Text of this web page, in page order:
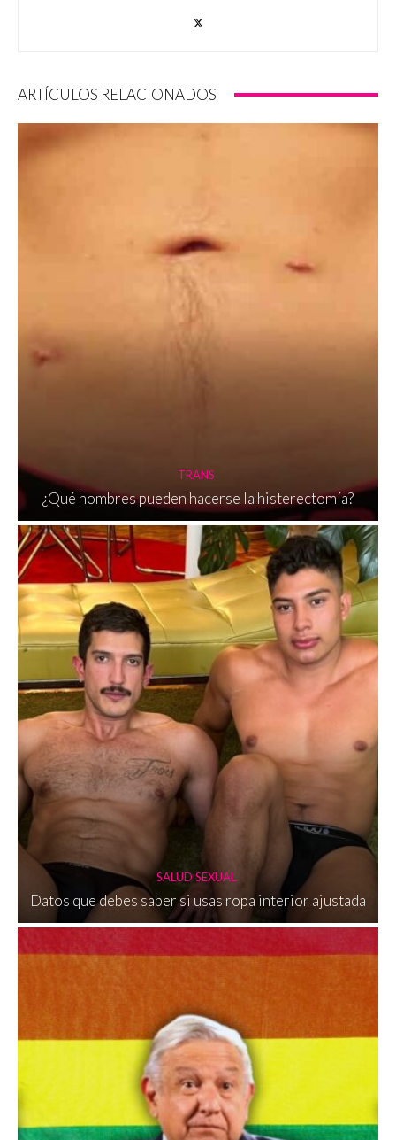
ARTÍCULOS RELACIONADOS
TRANS
¿Qué hombres pueden hacerse la histerectomía?
SALUD SEXUAL
Datos que debes saber si usas ropa interior ajustada